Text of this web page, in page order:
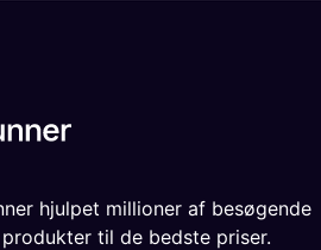
hjulpet millioner af besøgende
til de bedste priser.